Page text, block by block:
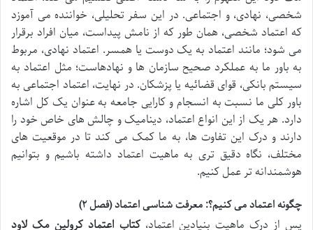
شخصی، نهادی، و اجتماعی. در این سفر تحلیلی، خواننده می آموزد
که اعتماد شخصی، همان طور که از نامش پیداست، میان افراد برقرار
می شود؛ مانند اعتماد به یک دوست یا همسر. اعتماد نهادی، مربوط
به باور ما به عملکرد صحیح سازمان ها و نهادهاست؛ مثل اعتماد به
سیستم بانکی، قوای قضائیه یا پزشکان. در نهایت، اعتماد اجتماعی به
باور کلی ما نسبت به انسجام و کارایی جامعه به عنوان یک کل اشاره
دارد. هر یک از این انواع اعتماد، دینامیک و چالش های خاص خود را
دارند و درک این تفاوت ها، به ما کمک می کند تا در موقعیت های
مختلف، نگاه دقیق تری به ماهیت اعتماد داشته باشیم و بتوانیم
هوشمندانه تر عمل کنیم.
چگونه اعتماد می کنیم؟: معرفت شناسی اعتماد (فصل ۲)
پس از درک ماهیت بنیادین اعتماد،کتاب اعتماد کرولین مک لاود